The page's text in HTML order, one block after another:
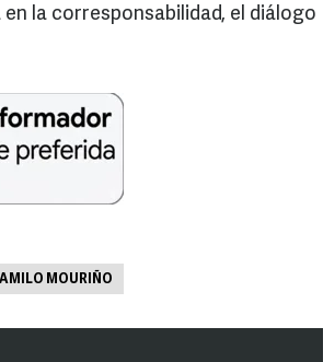
la corresponsabilidad, el diálogo
MOURIÑO